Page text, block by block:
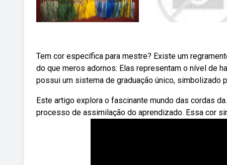
Tem cor específica para mestre? Existe um
do que meros adornos: Elas representam o nível de
possui um sistema de graduação único, simbolizado
Este artigo explora o fascinante mundo das cordas
processo de assimilação do aprendizado. Essa cor